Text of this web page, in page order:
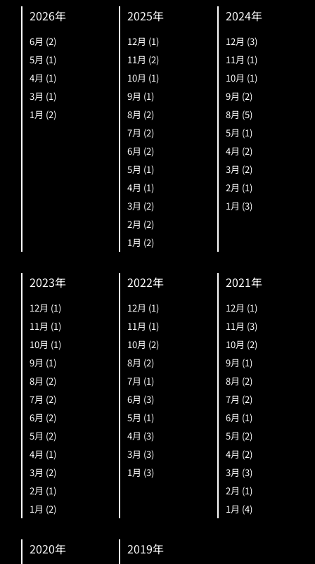
2026年
6月 (2)
5月 (1)
4月 (1)
3月 (1)
1月 (2)
2025年
12月 (1)
11月 (2)
10月 (1)
9月 (1)
8月 (2)
7月 (2)
6月 (2)
5月 (1)
4月 (1)
3月 (2)
2月 (2)
1月 (2)
2024年
12月 (3)
11月 (1)
10月 (1)
9月 (2)
8月 (5)
5月 (1)
4月 (2)
3月 (2)
2月 (1)
1月 (3)
2023年
12月 (1)
11月 (1)
10月 (1)
9月 (1)
8月 (2)
7月 (2)
6月 (2)
5月 (2)
4月 (1)
3月 (2)
2月 (1)
1月 (2)
2022年
12月 (1)
11月 (1)
10月 (2)
8月 (2)
7月 (1)
6月 (3)
5月 (1)
4月 (3)
3月 (3)
1月 (3)
2021年
12月 (1)
11月 (3)
10月 (2)
9月 (1)
8月 (2)
7月 (2)
6月 (1)
5月 (2)
4月 (2)
3月 (3)
2月 (1)
1月 (4)
2020年 2019年